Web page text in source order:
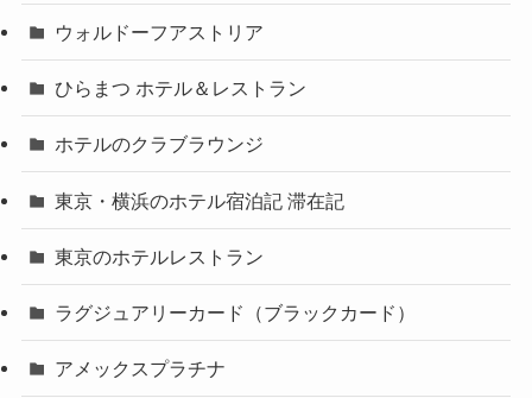
ウォルドーフアストリア
ひらまつ ホテル＆レストラン
ホテルのクラブラウンジ
東京・横浜のホテル宿泊記 滞在記
東京のホテルレストラン
ラグジュアリーカード（ブラックカード）
アメックスプラチナ